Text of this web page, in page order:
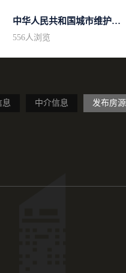
中华人民共和国城市维护建设税法
556人浏览
息 中介信息 发布房源